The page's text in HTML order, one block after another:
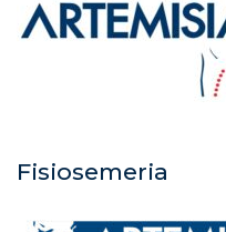
Fisiosemeria